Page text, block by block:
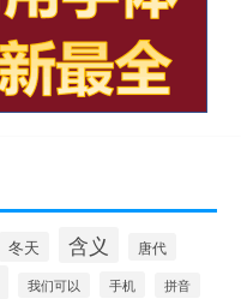
冬天 含义 唐代
我们可以 手机 拼音